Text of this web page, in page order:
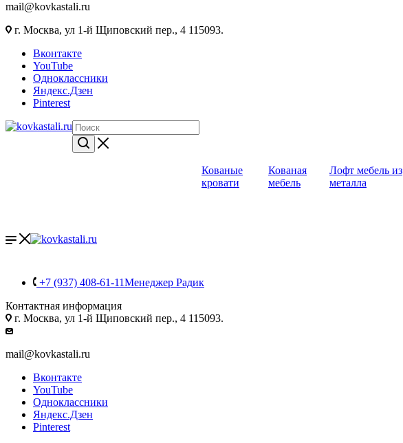
mail@kovkastali.ru
г. Москва, ул 1-й Щиповский пер., 4 115093.
Вконтакте
YouTube
Одноклассники
Яндекс.Дзен
Pinterest
Кованые
кровати
Кованая
мебель
Лофт мебель из
металла
+7 (937) 408-61-11Менеджер Радик
Контактная информация
г. Москва, ул 1-й Щиповский пер., 4 115093.
mail@kovkastali.ru
Вконтакте
YouTube
Одноклассники
Яндекс.Дзен
Pinterest